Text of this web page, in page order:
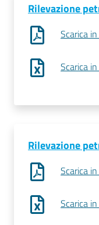
Rilevazione
Scarica
Scarica
Rilevazione
Scarica
Scarica